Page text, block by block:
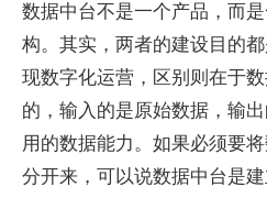
数据中台不是一个产品，而
构。其实，两者的建设目的
现数字化运营，区别则在于
的，输入的是原始数据，输
用的数据能力。如果必须要
分开来，可以说数据中台是